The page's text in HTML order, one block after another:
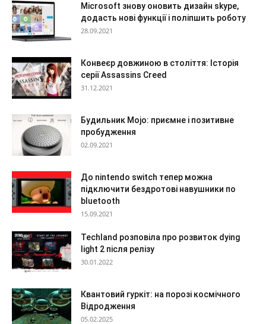
Microsoft знову оновить дизайн skype,
додасть нові функції і поліпшить роботу
28.09.2021
Конвеєр довжиною в століття: Історія
серії Assassins Creed
31.12.2021
Будильник Mojo: приємне і позитивне
пробудження
02.09.2021
До nintendo switch тепер можна
підключити бездротові навушники по
bluetooth
15.09.2021
Techland розповіла про розвиток dying
light 2 після релізу
30.01.2022
Квантовий гуркіт: на порозі космічного
Відродження
05.02.2025